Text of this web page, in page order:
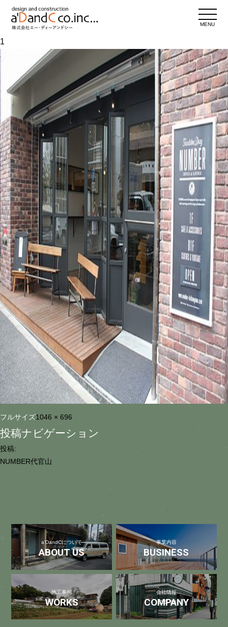
MENU
1
フルサイズ1046 × 696
投稿ナビゲーション
投稿:
NUMBER代官山
a'DandCについて
ABOUT US
事業内容
BUSINESS
施工事例
WORKS
会社情報
COMPANY